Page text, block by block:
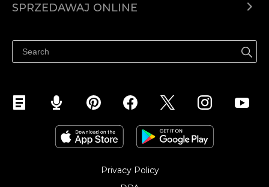
Cena
SPRZEDAWAJ ONLINE
Sprzedawaj na Facebooku
Sprzedawaj na Instagramie
Privacy Policy